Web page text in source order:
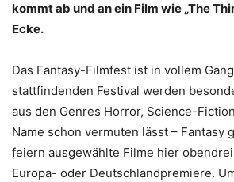
kommt ab und an ein Film wie „The
Ecke.
Das Fantasy-Filmfest ist in vollem
stattfindenden Festival werden
aus den Genres Horror, Science-
Name schon vermuten lässt – Fantasy
feiern ausgewählte Filme hier
Europa- oder Deutschlandpremiere.